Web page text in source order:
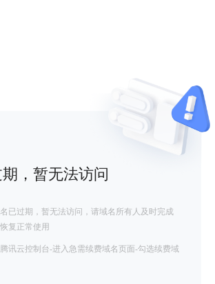
，暂无法访问
已过期，暂无法访问，请域名所有人及时完成
复正常使用
讯云控制台-进入急需续费域名页面-勾选续费域